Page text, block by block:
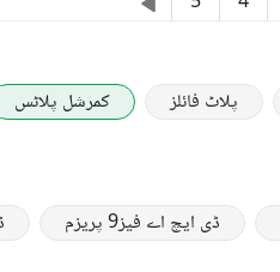
پلاٹ فائلز کمرشل پلاٹس
ڈی ایچ اے فیز9 پریزم